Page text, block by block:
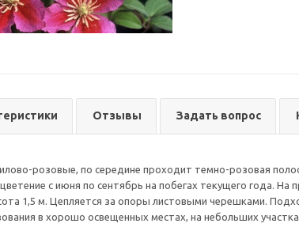
Отзывы Задать вопрос
розовые, по середине проходит темно-розовая
с июня по сентябрь на побегах текущего года.
1,5 м. Цепляется за опоры листовыми черешками.
в хорошо освещенных местах, на небольших